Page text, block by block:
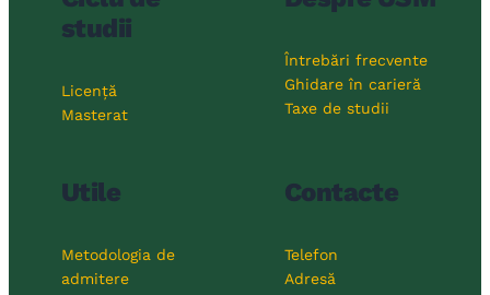
studii
Licență
Masterat
Întrebări frecvente
Ghidare în carieră
Taxe de studii
Utile
Metodologia de
admitere
Contacte
Telefon
Adresă